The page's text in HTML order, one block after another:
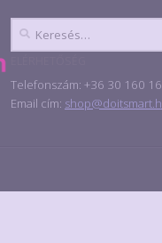
Keresés:
Telefonszám: +36 30 160
Email cím: